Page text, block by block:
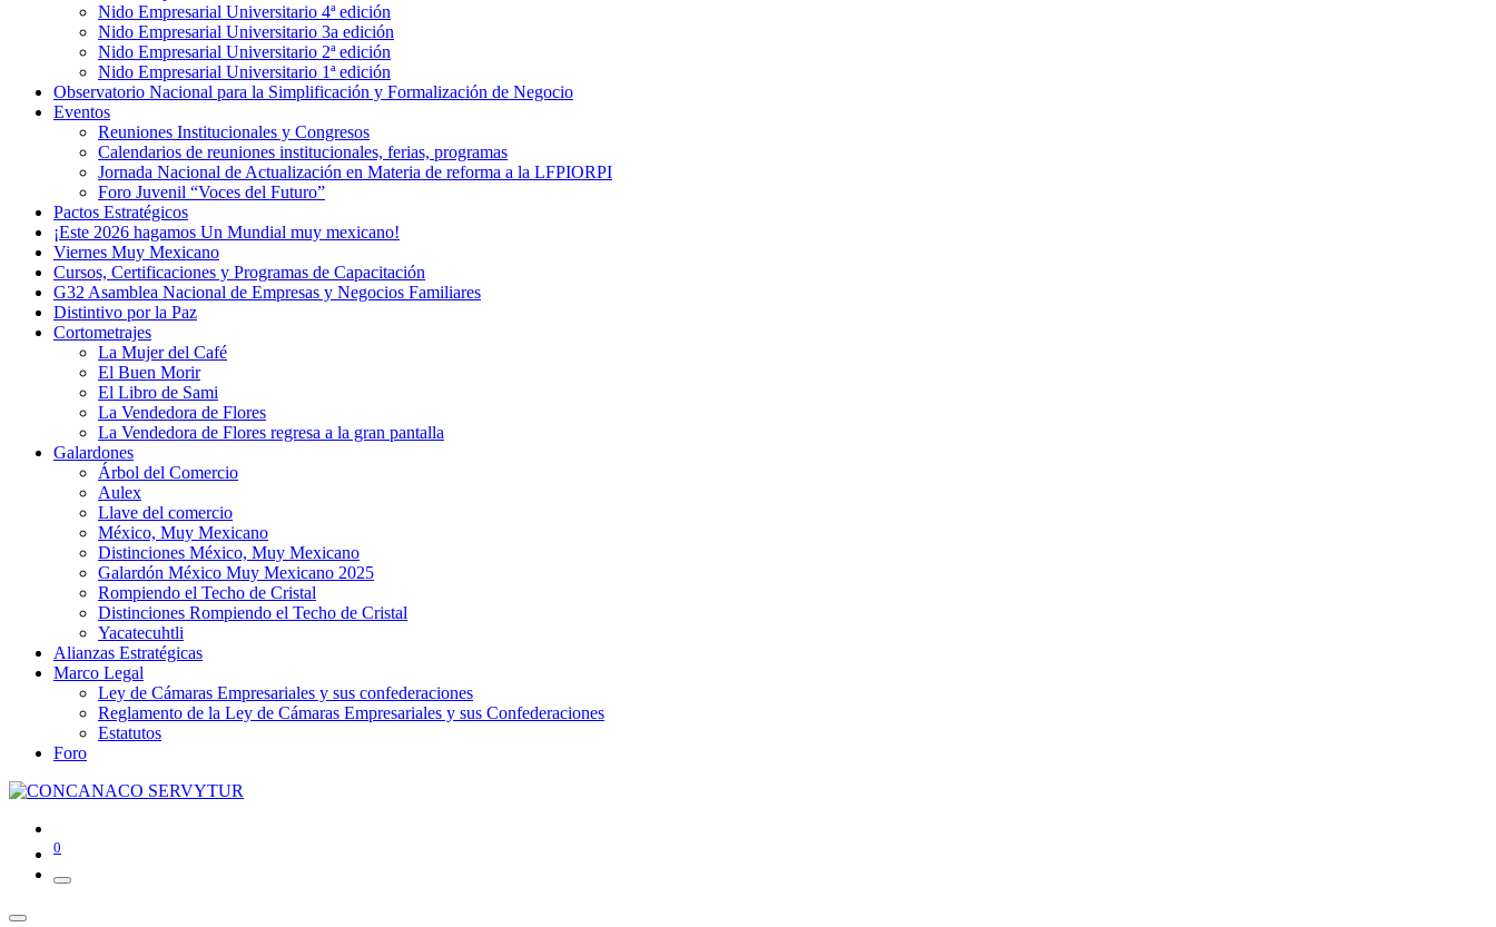
Nido Empresarial Universitario 4ª edición
Nido Empresarial Universitario 3a edición
Nido Empresarial Universitario 2ª edición
Nido Empresarial Universitario 1ª edición
Observatorio Nacional para la Simplificación y Formalización de Negocio
Eventos
Reuniones Institucionales y Congresos
Calendarios de reuniones institucionales, ferias, programas
Jornada Nacional de Actualización en Materia de reforma a la LFPIORPI
Foro Juvenil “Voces del Futuro”
Pactos Estratégicos
¡Este 2026 hagamos Un Mundial muy mexicano!
Viernes Muy Mexicano
Cursos, Certificaciones y Programas de Capacitación
G32 Asamblea Nacional de Empresas y Negocios Familiares
Distintivo por la Paz
Cortometrajes
La Mujer del Café
El Buen Morir
El Libro de Sami
La Vendedora de Flores
La Vendedora de Flores regresa a la gran pantalla
Galardones
Árbol del Comercio
Aulex
Llave del comercio
México, Muy Mexicano
Distinciones México, Muy Mexicano
Galardón México Muy Mexicano 2025
Rompiendo el Techo de Cristal
Distinciones Rompiendo el Techo de Cristal
Yacatecuhtli
Alianzas Estratégicas
Marco Legal
Ley de Cámaras Empresariales y sus confederaciones
Reglamento de la Ley de Cámaras Empresariales y sus Confederaciones
Estatutos
Foro
0